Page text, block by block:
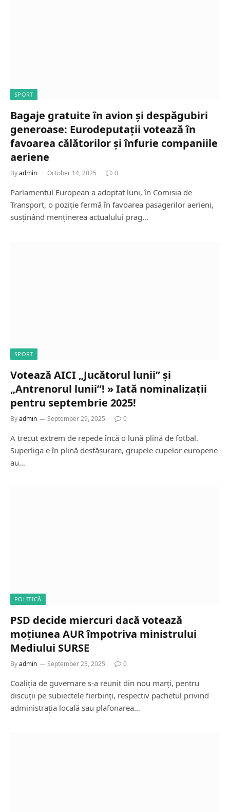
SPORT
Bagaje gratuite în avion și despăgubiri
generoase: Eurodeputații votează în
favoarea călătorilor și înfurie companiile
aeriene
Byadmin October 14, 2025 0
Parlamentul European a adoptat luni, în Comisia de
Transport, o poziție fermă în favoarea pasagerilor aerieni,
susținând menținerea actualului prag…
SPORT
Votează AICI „Jucătorul lunii” și
„Antrenorul lunii”! » Iată nominalizații
pentru septembrie 2025!
Byadmin September 29, 2025 0
A trecut extrem de repede încă o lună plină de fotbal.
Superliga e în plină desfășurare, grupele cupelor europene
au…
POLITICĂ
PSD decide miercuri dacă votează
moțiunea AUR împotriva ministrului
Mediului SURSE
Byadmin September 23, 2025 0
Coaliția de guvernare s-a reunit din nou marți, pentru
discuții pe subiectele fierbinți, respectiv pachetul privind
administrația locală sau plafonarea…